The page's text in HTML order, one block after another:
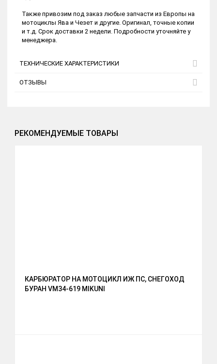
Также привозим под заказ любые запчасти из Европы на
мотоциклы Ява и Чезет и другие. Оригинал, точные копии
и т.д. Срок доставки 2 недели. Подробности уточняйте у
менеджера.
ТЕХНИЧЕСКИЕ ХАРАКТЕРИСТИКИ
ОТЗЫВЫ
РЕКОМЕНДУЕМЫЕ ТОВАРЫ
КАРБЮРАТОР НА МОТОЦИКЛ ИЖ ПС, СНЕГОХОД
БУРАН VM34-619 MIKUNI